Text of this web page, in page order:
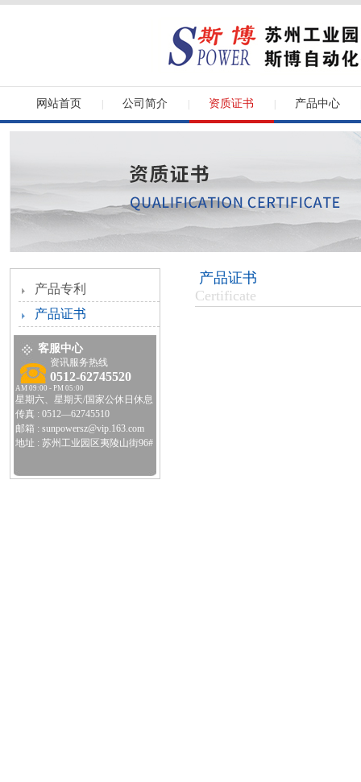
网站首页 公司简介 资质证书 产品中心
产品专利
产品证书
客服中心
资讯服务热线
0512-62745520
AM 09:00 - PM 05:00
星期六、星期天/国家公休日休息
传真 : 0512—62745510
邮箱 : sunpowersz@vip.163.com
地址 : 苏州工业园区夷陵山街96#
产品证书
Certificate